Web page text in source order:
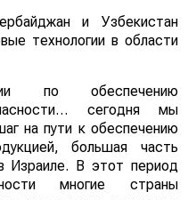
и Узбекистан
технологии в области
по обеспечению
сегодня мы
на пути к обеспечению
большая часть
Израиле. В этот период
многие страны